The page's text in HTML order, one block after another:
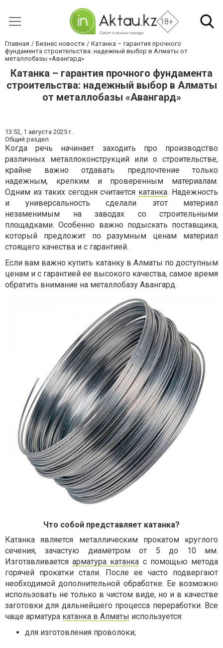
18+
Главная Бизнес новости
Катанка – гарантия прочного
фундамента строительства: надежный выбор в Алматы от
металлобазы «Авангард»
Катанка – гарантия прочного фундамента
строительства: надежный выбор в Алматы
от металлобазы «Авангард»
13:52, 1 августа 2025 г.
Общий раздел
Когда речь начинает заходить про производство
различных металлоконструкций или о строительстве,
крайне важно отдавать предпочтение только
надежным, крепким и проверенным материалам.
Одним из таких сегодня считается катанка. Надежность
и универсальность сделали этот материал
незаменимым на заводах со строительными
площадками. Особенно важно подыскать поставщика,
который предложит по разумным ценам материал
стоящего качества и с гарантией.
Если вам важно купить катанку в Алматы по доступным
ценам и с гарантией ее высокого качества, самое время
обратить внимание на металлобазу Авангард.
Что собой представляет катанка?
Катанка является металлическим прокатом круглого
сечения, зачастую диаметром от 5 до 10 мм.
Изготавливается арматура катанка с помощью метода
горячей прокатки стали. После ее часто подвергают
необходимой дополнительной обработке. Ее возможно
использовать не только в чистом виде, но и в качестве
заготовки для дальнейшего процесса переработки. Все
чаще арматура катанка в Алматы используется:
для изготовления проволоки;